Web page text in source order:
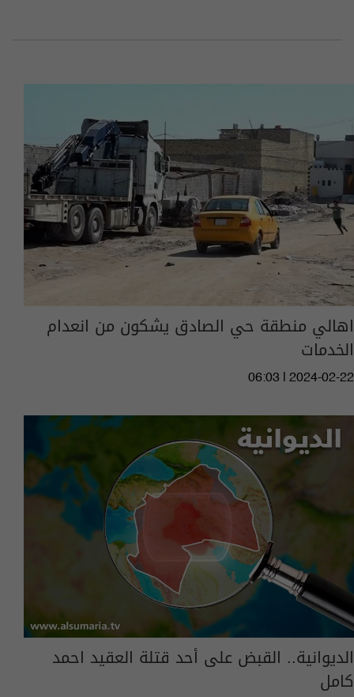
اهالي منطقة حي الصادق يشكون من انعدام
الخدمات
06:03 | 2024-02-22
الديوانية.. القبض على أحد قتلة العقيد احمد
كامل